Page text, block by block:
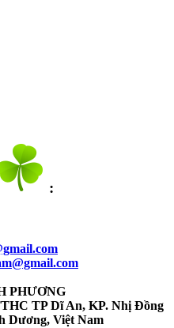
:
PHƯƠNG
TP Dĩ An, KP. Nhị Đồng
Dương, Việt Nam​